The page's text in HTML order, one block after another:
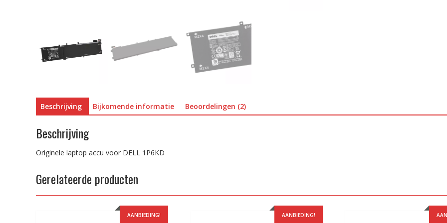
Beschrijving Bijkomende informatie Beoordelingen (2)
Beschrijving
Originele laptop accu voor DELL 1P6KD
Gerelateerde producten
AANBIEDING! AANBIEDING!